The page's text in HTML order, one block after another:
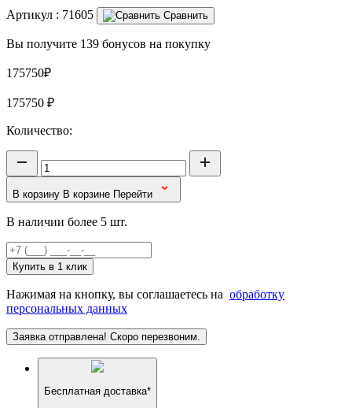
Артикул : 71605 Сравнить
Вы получите 139 бонусов на покупку
175750₽
175750 ₽
Количество:
В корзину В корзине Перейти
В наличии более 5 шт.
Купить в 1 клик
Нажимая на кнопку, вы соглашаетесь на обработку
персональных данных
Заявка отправлена! Скоро перезвоним.
Бесплатная доставка*